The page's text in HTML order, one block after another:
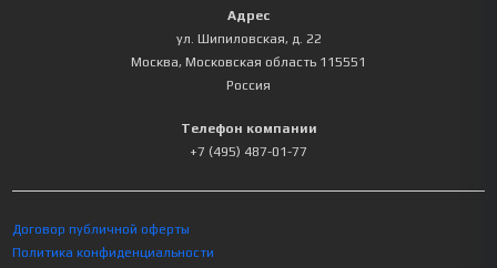
Адрес
ул. Шипиловская, д. 22
Москва, Московская область 115551
Россия
Телефон компании
+7 (495) 487-01-77
Договор публичной оферты
Политика конфиденциальности